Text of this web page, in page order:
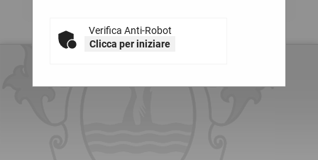
Verifica Anti-Robot
Clicca per iniziare